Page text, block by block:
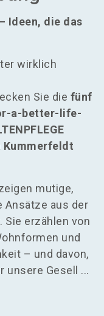
Ideen, die das
wirklich
Sie die fünf
a-better-life-
Kummerfeldt
mutige,
Ansätze aus der
Sie erzählen von
und
– und davon,
unsere Gesell ...